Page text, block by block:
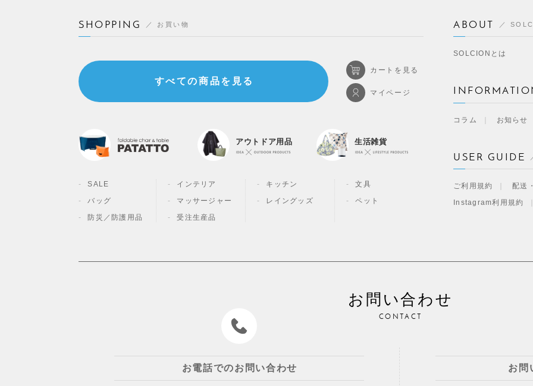
SHOPPING お買い物
すべての商品を見る
カートを見る
マイページ
アウトドア用品 生活雑貨
SALE インテリア キッチン
文具
バッグ
マッサージャー レイングッズ
ペット
防災／ 防護用品 受注生産品
ABOUT
SOLCIONとは
コラム お知らせ
USER GUIDE
ご利用規約 配送
Instagram利用規約
お問い合わせ
CONTACT
お電話でのお問い合わせ お問